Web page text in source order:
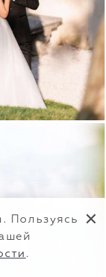
Пользуясь
.
✕